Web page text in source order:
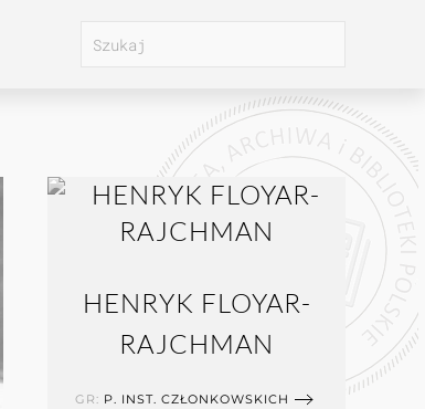
HENRYK FLOYAR-
RAJCHMAN
GR: P. INST. CZŁONKOWSKICH